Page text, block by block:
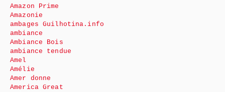
Amazon Prime
Amazonie
ambages Guilhotina.info
ambiance
Ambiance Bois
ambiance tendue
Amel
Amélie
Amer donne
America Great